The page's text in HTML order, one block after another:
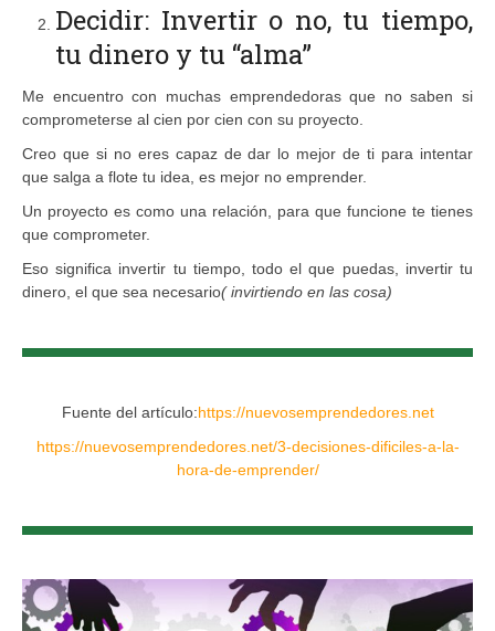
Decidir: Invertir o no, tu tiempo,
tu dinero y tu “alma”
Me encuentro con muchas emprendedoras que no saben si
comprometerse al cien por cien con su proyecto.
Creo que si no eres capaz de dar lo mejor de ti para intentar
que salga a flote tu idea, es mejor no emprender.
Un proyecto es como una relación, para que funcione te tienes
que comprometer.
Eso significa invertir tu tiempo, todo el que puedas, invertir tu
dinero, el que sea necesario( invirtiendo en las cosa)
Fuente del artículo:https://nuevosemprendedores.net
https://nuevosemprendedores.net/3-decisiones-dificiles-a-la-
hora-de-emprender/